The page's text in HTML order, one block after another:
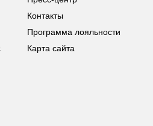
Контакты
Программа лояльности
Карта сайта